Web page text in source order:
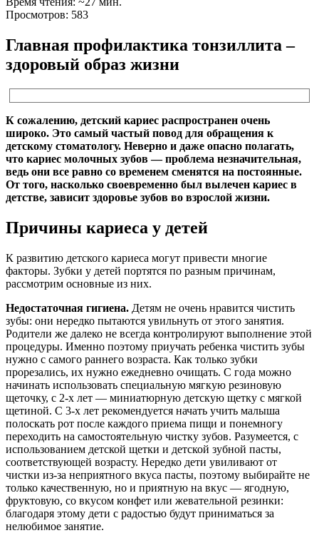
Просмотров: 583
Главная профилактика тонзиллита –
здоровый образ жизни
К сожалению, детский кариес распространен очень
широко. Это самый частый повод для обращения к
детскому стоматологу. Неверно и даже опасно полагать,
что кариес молочных зубов — проблема незначительная,
ведь они все равно со временем сменятся на постоянные.
От того, насколько своевременно был вылечен кариес в
детстве, зависит здоровье зубов во взрослой жизни.
Причины кариеса у детей
К развитию детского кариеса могут привести многие
факторы. Зубки у детей портятся по разным причинам,
рассмотрим основные из них.
Недостаточная гигиена. Детям не очень нравится чистить
зубы: они нередко пытаются увильнуть от этого занятия.
Родители же далеко не всегда контролируют выполнение этой
процедуры. Именно поэтому приучать ребенка чистить зубы
нужно с самого раннего возраста. Как только зубки
прорезались, их нужно ежедневно очищать. С года можно
начинать использовать специальную мягкую резиновую
щеточку, с 2-х лет — миниатюрную детскую щетку с мягкой
щетиной. С 3-х лет рекомендуется начать учить малыша
полоскать рот после каждого приема пищи и понемногу
переходить на самостоятельную чистку зубов. Разумеется, с
использованием детской щетки и детской зубной пасты,
соответствующей возрасту. Нередко дети увиливают от
чистки из-за неприятного вкуса пасты, поэтому выбирайте не
только качественную, но и приятную на вкус — ягодную,
фруктовую, со вкусом конфет или жевательной резинки:
благодаря этому дети с радостью будут приниматься за
нелюбимое занятие.